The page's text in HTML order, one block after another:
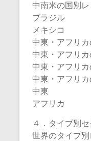
中南米の国別
ブラジル
メキシコ
中東・アフリ
中東・アフリ
中東・アフリ
中東・アフリ
中東
アフリカ
４．タイプ別セ
世界のタイプ別